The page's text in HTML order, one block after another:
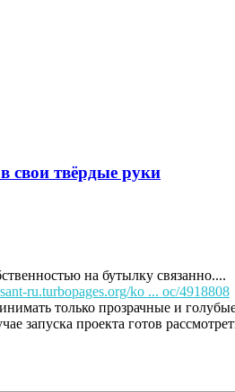
свои твёрдые руки
на бутылку связанно....
ru.turbopages.org/ko ... oc/4918808
только прозрачные и
запуска проекта готов